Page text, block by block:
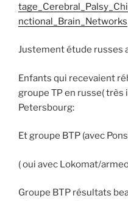
nctional_Brain_Networks
Justement étude russes
Enfants qui recevaient
groupe ТР en russe(
Petersbourg:
Et groupe BTP (avec
( oui avec Lokomat/
Groupe BTP résultats